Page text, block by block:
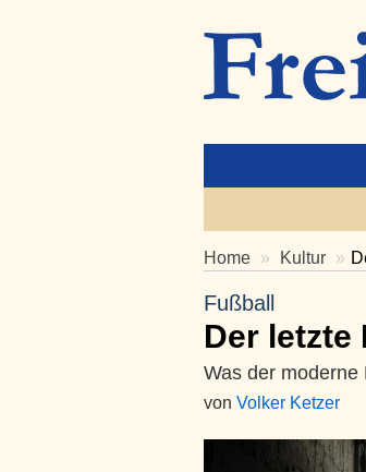
Home Kultur
Fußball
Der letzte
Was der
von Volker Ketzer